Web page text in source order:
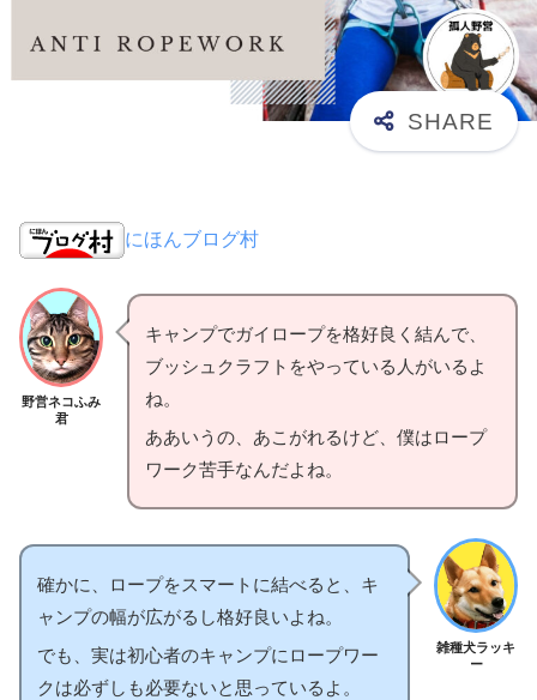
にほんブログ村
野営ネコふみ
君
キャンプでガイロープを格好良く結んで、
ブッシュクラフトをやっている人がいるよ
ね。
ああいうの、あこがれるけど、僕はロープ
ワーク苦手なんだよね。
雑種犬ラッキ
ー
確かに、ロープをスマートに結べると、キ
ャンプの幅が広がるし格好良いよね。
でも、実は初心者のキャンプにロープワー
クは必ずしも必要ないと思っているよ。